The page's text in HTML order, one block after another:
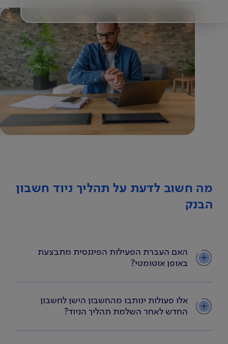
מה חשוב לדעת על תהליך ניוד חשבון
הבנק
האם העברת הפעילות הפיננסית מתבצעת
באופן אוטומטי?
אלו פעולות ינותבו מהחשבון הישן לחשבון
החדש לאחר השלמת תהליך הניוד?